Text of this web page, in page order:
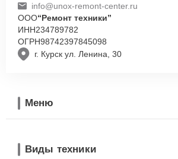
г. Курск ул. Ленина, 30
info@unox-remont-center.ru
ООО“Ремонт техники”
ИНН234789782
ОГРН98742397845098
Меню
Виды техники